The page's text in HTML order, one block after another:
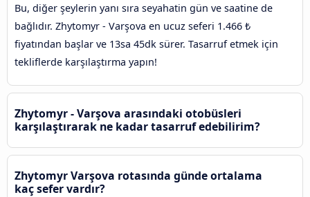
Bu, diğer şeylerin yanı sıra seyahatin gün ve saatine de
bağlıdır. Zhytomyr - Varşova en ucuz seferi 1.466 ₺
fiyatından başlar ve 13sa 45dk sürer. Tasarruf etmek için
tekliflerde karşılaştırma yapın!
Zhytomyr - Varşova arasındaki otobüsleri
karşılaştırarak ne kadar tasarruf edebilirim?
Zhytomyr Varşova rotasında günde ortalama
kaç sefer vardır?